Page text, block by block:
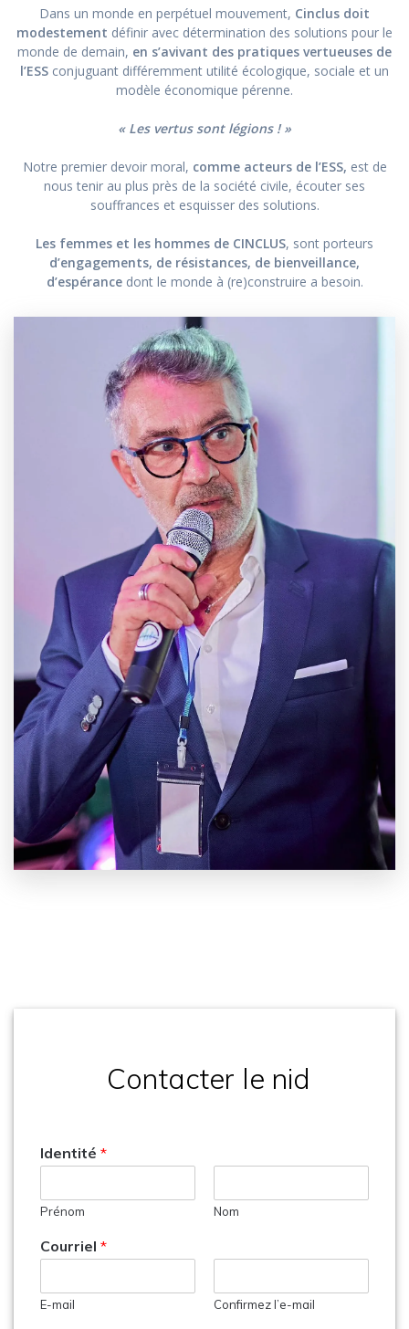
Dans un monde en perpétuel mouvement, Cinclus doit
modestement définir avec détermination des solutions pour le
monde de demain, en s’avivant des pratiques vertueuses de
l’ESS conjuguant différemment utilité écologique, sociale et un
modèle économique pérenne.
« Les vertus sont légions ! »
Notre premier devoir moral, comme acteurs de l’ESS, est de
nous tenir au plus près de la société civile, écouter ses
souffrances et esquisser des solutions.
Les femmes et les hommes de CINCLUS, sont porteurs
d’engagements, de résistances, de bienveillance,
d’espérancedont le monde à (re)construire a besoin.
︎ Contacter le nid
Identité *
Prénom Nom
Courriel *
E-mail Confirmez l’e-mail